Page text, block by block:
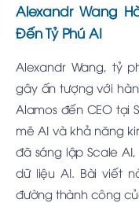
Alexandr Wang
Đến Tỷ Phú AI
Alexandr Wang, tỷ
gây ấn tượng với
Alamos đến CEO tại
mê AI và khả năng
đã sáng lập Scale
dữ liệu AI. Bài viết
đường thành công